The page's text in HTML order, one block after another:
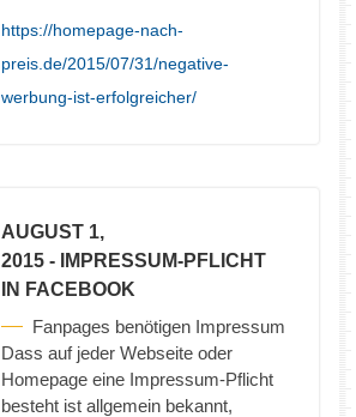
https://homepage-nach-
preis.de/2015/07/31/negative-
werbung-ist-erfolgreicher/
AUGUST 1,
2015 - IMPRESSUM-PFLICHT
IN FACEBOOK
Fanpages benötigen Impressum
Dass auf jeder Webseite oder
Homepage eine Impressum-Pflicht
besteht ist allgemein bekannt,